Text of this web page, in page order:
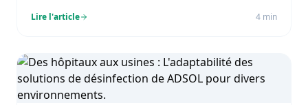
Lire l'article 4 min